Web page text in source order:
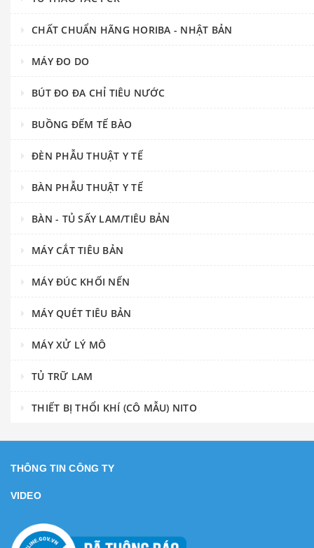
CHẤT CHUẨN HÃNG HORIBA - NHẬT BẢN
MÁY ĐO DO
BÚT ĐO ĐA CHỈ TIÊU NƯỚC
BUỒNG ĐẾM TẾ BÀO
ĐÈN PHẪU THUẬT Y TẾ
BÀN PHẪU THUẬT Y TẾ
BÀN - TỦ SẤY LAM/TIÊU BẢN
MÁY CẮT TIÊU BẢN
MÁY ĐÚC KHỐI NẾN
MÁY QUÉT TIÊU BẢN
MÁY XỬ LÝ MÔ
TỦ TRỮ LAM
THIẾT BỊ THỔI KHÍ (CÔ MẪU) NITO
THÔNG TIN CÔNG TY
VIDEO